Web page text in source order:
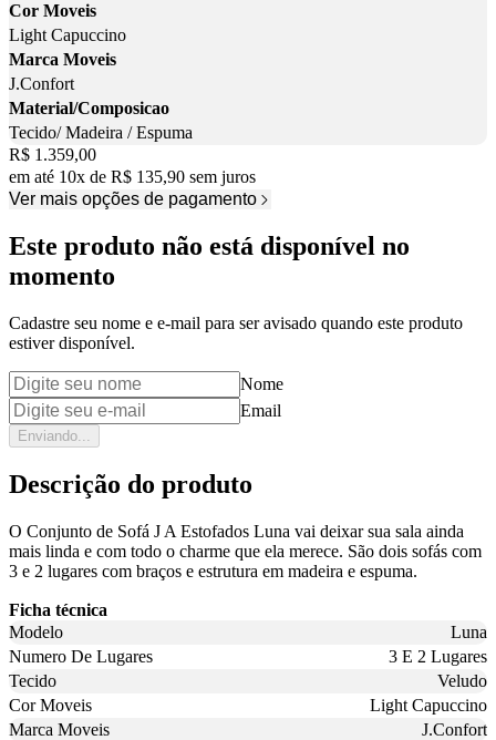
Cor Moveis
Light Capuccino
Marca Moveis
J.Confort
Material/Composicao
Tecido/ Madeira / Espuma
Price:
R$ 1.359,00
em até 10x de R$ 135,90 sem juros
Ver mais opções de pagamento
Este produto não está disponível no
momento
Cadastre seu nome e e-mail para ser avisado quando este produto
estiver disponível.
Nome
Email
Enviando...
Descrição do produto
O Conjunto de Sofá J A Estofados Luna vai deixar sua sala ainda
mais linda e com todo o charme que ela merece. São dois sofás com
3 e 2 lugares com braços e estrutura em madeira e espuma.
Ficha técnica
Modelo
Luna
Numero De Lugares
3 E 2 Lugares
Tecido
Veludo
Cor Moveis
Light Capuccino
Marca Moveis
J.Confort